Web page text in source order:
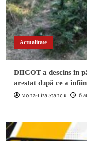
Actualitate
DIICOT a descins în
arestat după ce a
Mona-Liza Stanciu 6